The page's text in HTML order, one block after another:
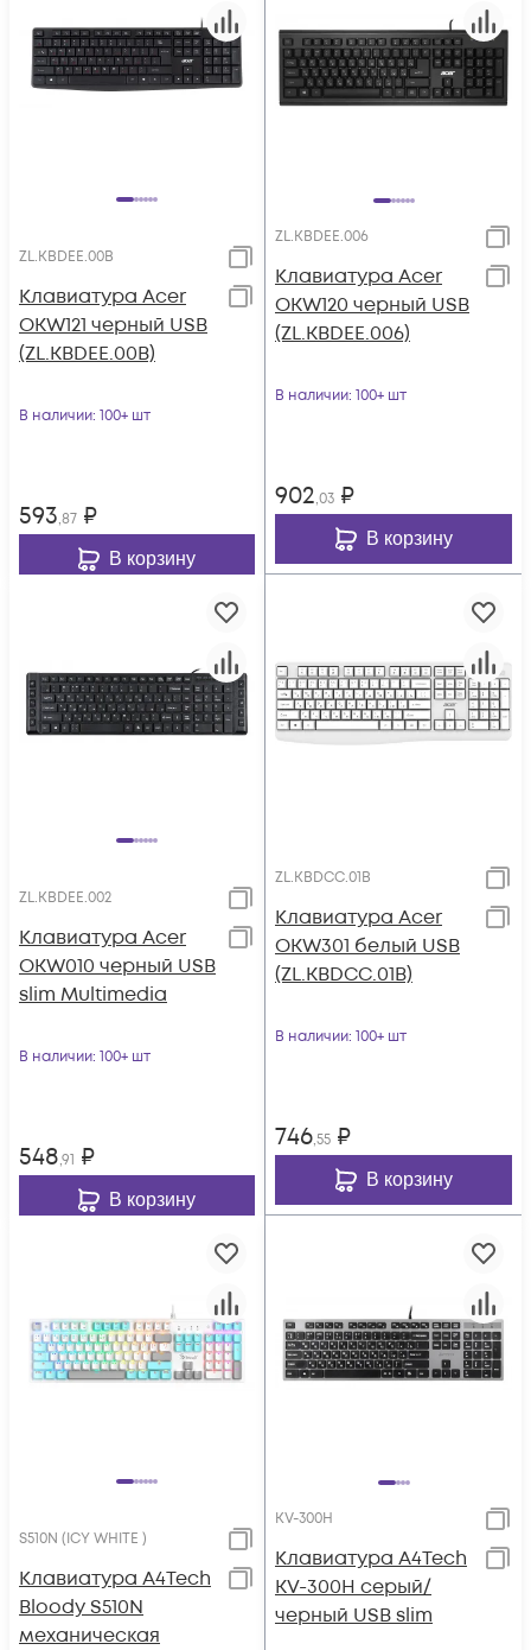
ZL.KBDEE.00B
Клавиатура Acer
OKW121 черный USB
(ZL.KBDEE.00B)
В наличии: 100+ шт
593,87 ₽
В корзину
ZL.KBDEE.006
Клавиатура Acer
OKW120 черный USB
(ZL.KBDEE.006)
В наличии: 100+ шт
902,03 ₽
В корзину
ZL.KBDEE.002
Клавиатура Acer
OKW010 черный USB
slim Multimedia
В наличии: 100+ шт
548,91 ₽
В корзину
ZL.KBDCC.01B
Клавиатура Acer
OKW301 белый USB
(ZL.KBDCC.01B)
В наличии: 100+ шт
746,55 ₽
В корзину
S510N (ICY WHITE )
Клавиатура A4Tech
Bloody S510N
механическая
KV-300H
Клавиатура A4Tech
KV-300H серый/
черный USB slim